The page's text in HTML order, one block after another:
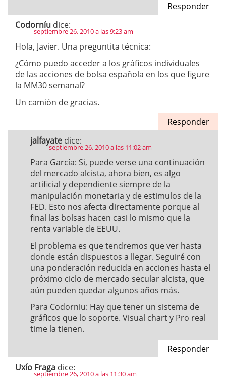
Responder
Codorníu dice:
septiembre 26, 2010 a las 9:23 am
Hola, Javier. Una preguntita técnica:
¿Cómo puedo acceder a los gráficos individuales
de las acciones de bolsa española en los que figure
la MM30 semanal?
Un camión de gracias.
Responder
jalfayate dice:
septiembre 26, 2010 a las 11:02 am
Para García: Si, puede verse una continuación
del mercado alcista, ahora bien, es algo
artificial y dependiente siempre de la
manipulación monetaria y de estimulos de la
FED. Esto nos afecta directamente porque al
final las bolsas hacen casi lo mismo que la
renta variable de EEUU.
El problema es que tendremos que ver hasta
donde están dispuestos a llegar. Seguiré con
una ponderación reducida en acciones hasta el
próximo ciclo de mercado secular alcista, que
aún pueden quedar algunos años más.
Para Codorniu: Hay que tener un sistema de
gráficos que lo soporte. Visual chart y Pro real
time la tienen.
Responder
Uxío Fraga dice:
septiembre 26, 2010 a las 11:30 am